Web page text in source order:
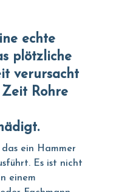
plötzliche
verursacht
Rohre
das ein Hammer
Es ist nicht
einem